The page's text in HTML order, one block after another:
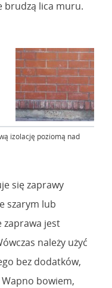
brudzą lica muru.
izolację poziomą nad
się zaprawy
szarym lub
zaprawa jest
należy użyć
bez dodatków,
bowiem,